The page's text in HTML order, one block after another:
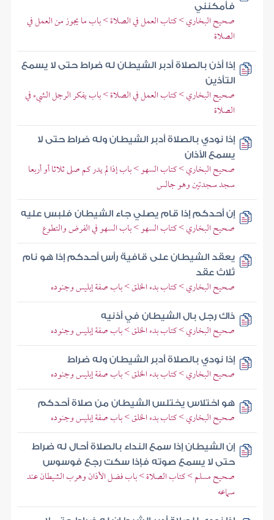
فأمكنني
صحيح البخاري > كتاب العمل في الصلاة > باب ما يجوز من العمل في
الصلاة
إذا أذن بالصلاة أدبر الشيطان له ضراط حتى لا يسمع
التأذين
صحيح البخاري > كتاب العمل في الصلاة > باب يفكر الرجل الشيء في
الصلاة
إذا نودي بالصلاة أدبر الشيطان وله ضراط حتى لا
يسمع الأذان
صحيح البخاري > كتاب السهو > باب إذا لم يدر كم صلى ثلاثا أو أربعا
سجد سجدتين وهو جالس
إن أحدكم إذا قام يصلي جاء الشيطان فلبس عليه
صحيح البخاري > كتاب السهو > باب السهو في الفرض والتطوع
يعقد الشيطان على قافية رأس أحدكم إذا هو نام
ثلاث عقد
صحيح البخاري > كتاب بدء الخلق > باب صفة إبليس وجنوده
ذاك رجل بال الشيطان في أذنيه
صحيح البخاري > كتاب بدء الخلق > باب صفة إبليس وجنوده
إذا نودي بالصلاة أدبر الشيطان وله ضراط
صحيح البخاري > كتاب بدء الخلق > باب صفة إبليس وجنوده
هو اختلاس يختلس الشيطان من صلاة أحدكم
صحيح البخاري > كتاب بدء الخلق > باب صفة إبليس وجنوده
إن الشيطان إذا سمع النداء بالصلاة أحال له ضراط
حتى لا يسمع صوته فإذا سكت رجع فوسوس
صحيح مسلم > كتاب الصلاة > باب فضل الأذان وهرب الشيطان عند
سماعه